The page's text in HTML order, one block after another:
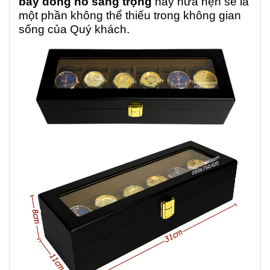
một phần không thể thiếu trong không gian
sống của Quý khách.